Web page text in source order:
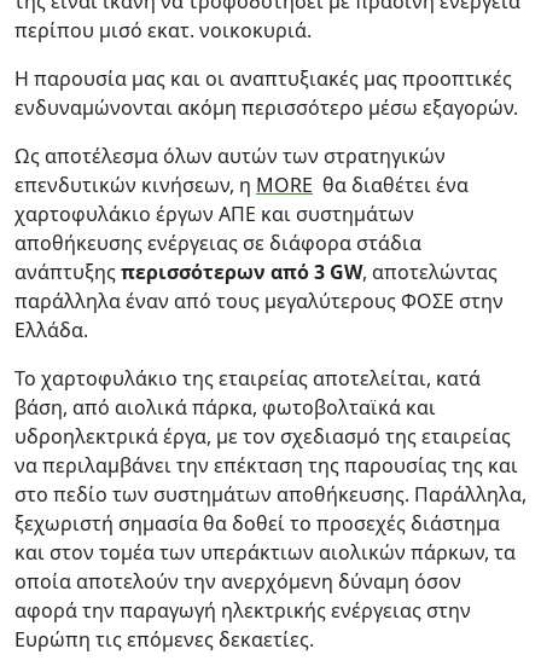
περίπου μισό εκατ. νοικοκυριά.
Η παρουσία μας και οι αναπτυξιακές μας προοπτικές
ενδυναμώνονται ακόμη περισσότερο μέσω εξαγορών.
Ως αποτέλεσμα όλων αυτών των στρατηγικών
επενδυτικών κινήσεων, η MORE θα διαθέτει ένα
χαρτοφυλάκιο έργων ΑΠΕ και συστημάτων
αποθήκευσης ενέργειας σε διάφορα στάδια
ανάπτυξηςπερισσότερων από 3 GW, αποτελώντας
παράλληλα έναν από τους μεγαλύτερους ΦΟΣΕ στην
Ελλάδα.
Το χαρτοφυλάκιο της εταιρείας αποτελείται, κατά
βάση, από αιολικά πάρκα, φωτοβολταϊκά και
υδροηλεκτρικά έργα, με τον σχεδιασμό της εταιρείας
να περιλαμβάνει την επέκταση της παρουσίας της και
στο πεδίο των συστημάτων αποθήκευσης. Παράλληλα,
ξεχωριστή σημασία θα δοθεί το προσεχές διάστημα
και στον τομέα των υπεράκτιων αιολικών πάρκων, τα
οποία αποτελούν την ανερχόμενη δύναμη όσον
αφορά την παραγωγή ηλεκτρικής ενέργειας στην
Ευρώπη τις επόμενες δεκαετίες.